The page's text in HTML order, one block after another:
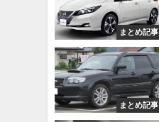
まとめ記事
まとめ記事